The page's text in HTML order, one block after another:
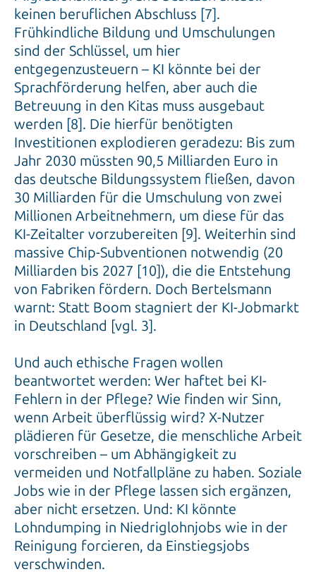
keinen beruflichen Abschluss [7].
Frühkindliche Bildung und Umschulungen
sind der Schlüssel, um hier
entgegenzusteuern – KI könnte bei der
Sprachförderung helfen, aber auch die
Betreuung in den Kitas muss ausgebaut
werden [8]. Die hierfür benötigten
Investitionen explodieren geradezu: Bis zum
Jahr 2030 müssten 90,5 Milliarden Euro in
das deutsche Bildungssystem fließen, davon
30 Milliarden für die Umschulung von zwei
Millionen Arbeitnehmern, um diese für das
KI-Zeitalter vorzubereiten [9]. Weiterhin sind
massive Chip-Subventionen notwendig (20
Milliarden bis 2027 [10]), die die Entstehung
von Fabriken fördern. Doch Bertelsmann
warnt: Statt Boom stagniert der KI-Jobmarkt
in Deutschland [vgl. 3].
Und auch ethische Fragen wollen
beantwortet werden: Wer haftet bei KI-
Fehlern in der Pflege? Wie finden wir Sinn,
wenn Arbeit überflüssig wird? X-Nutzer
plädieren für Gesetze, die menschliche Arbeit
vorschreiben – um Abhängigkeit zu
vermeiden und Notfallpläne zu haben. Soziale
Jobs wie in der Pflege lassen sich ergänzen,
aber nicht ersetzen. Und: KI könnte
Lohndumping in Niedriglohnjobs wie in der
Reinigung forcieren, da Einstiegsjobs
verschwinden.